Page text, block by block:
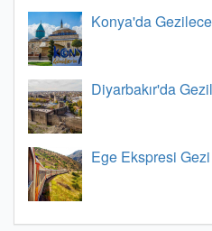
Konya'da
Diyarbakır'da
Ege Ekspresi Gezi